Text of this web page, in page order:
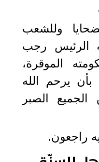
وللشعب
الرئيس رجب
الموقرة،
بأن يرحم الله
الجميع الصبر
راجعون.